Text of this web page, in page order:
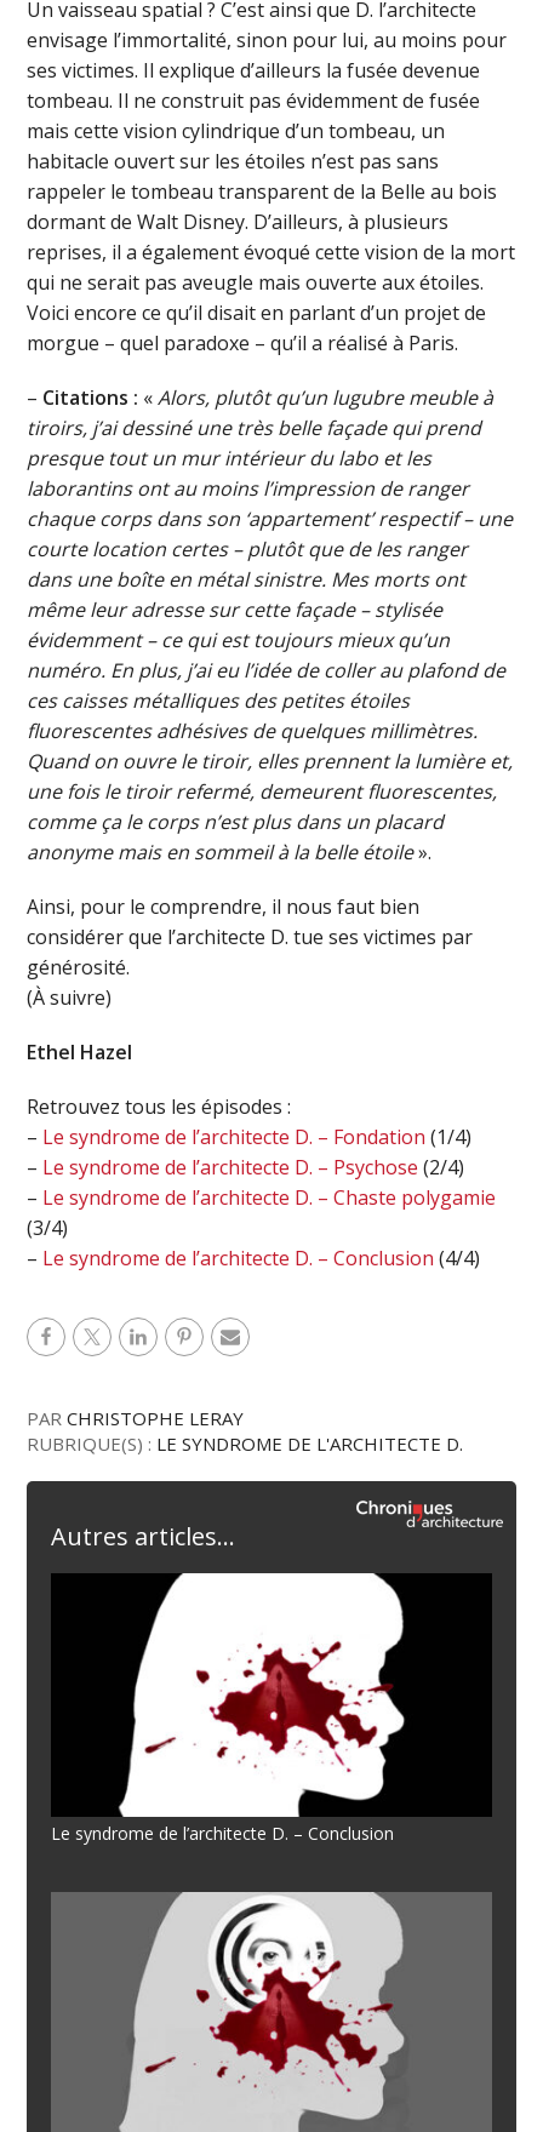
Un vaisseau spatial ? C’est ainsi que D. l’architecte
envisage l’immortalité, sinon pour lui, au moins pour
ses victimes. Il explique d’ailleurs la fusée devenue
tombeau. Il ne construit pas évidemment de fusée
mais cette vision cylindrique d’un tombeau, un
habitacle ouvert sur les étoiles n’est pas sans
rappeler le tombeau transparent de la Belle au bois
dormant de Walt Disney. D’ailleurs, à plusieurs
reprises, il a également évoqué cette vision de la mort
qui ne serait pas aveugle mais ouverte aux étoiles.
Voici encore ce qu’il disait en parlant d’un projet de
morgue – quel paradoxe – qu’il a réalisé à Paris.
– Citations : «Alors, plutôt qu’un lugubre meuble à
tiroirs, j’ai dessiné une très belle façade qui prend
presque tout un mur intérieur du labo et les
laborantins ont au moins l’impression de ranger
chaque corps dans son ‘appartement’ respectif – une
courte location certes – plutôt que de les ranger
dans une boîte en métal sinistre. Mes morts ont
même leur adresse sur cette façade – stylisée
évidemment – ce qui est toujours mieux qu’un
numéro. En plus, j’ai eu l’idée de coller au plafond de
ces caisses métalliques des petites étoiles
fluorescentes adhésives de quelques millimètres.
Quand on ouvre le tiroir, elles prennent la lumière et,
une fois le tiroir refermé, demeurent fluorescentes,
comme ça le corps n’est plus dans un placard
anonyme mais en sommeil à la belle étoile».
Ainsi, pour le comprendre, il nous faut bien
considérer que l’architecte D. tue ses victimes par
générosité.
(À suivre)
Ethel Hazel
Retrouvez tous les épisodes :
– Le syndrome de l’architecte D. – Fondation (1/4)
– Le syndrome de l’architecte D. – Psychose (2/4)
– Le syndrome de l’architecte D. – Chaste polygamie
(3/4)
– Le syndrome de l’architecte D. – Conclusion (4/4)
PARCHRISTOPHE LERAY
RUBRIQUE(S) : LE SYNDROME DE L'ARCHITECTE D.
Autres articles...
Le syndrome de l’architecte D. – Conclusion